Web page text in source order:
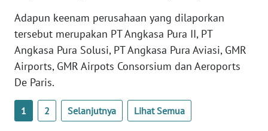
Adapun keenam perusahaan yang dilaporkan
tersebut merupakan PT Angkasa Pura II, PT
Angkasa Pura Solusi, PT Angkasa Pura Aviasi, GMR
Airports, GMR Airpots Consorsium dan Aeroports
De Paris.
1 2 Selanjutnya Lihat Semua
PAPUA
WN
PAPUA
BARAT
RIAU